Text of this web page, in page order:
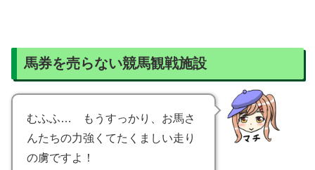
馬券を売らない競馬観戦施設
むふふ… もうすっかり、お馬さ
んたちの力強くてたくましい走り
の虜ですよ！